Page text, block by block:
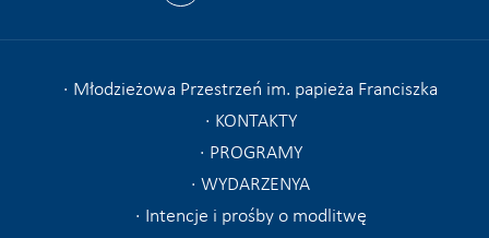
Młodzieżowa Przestrzeń im. papieża Franciszka
KONTAKTY
PROGRAMY
WYDARZENYA
Intencje i prośby o modlitwę